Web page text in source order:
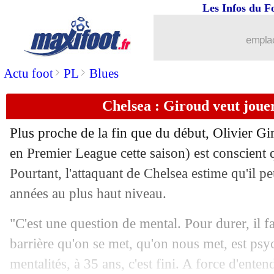
Actu foot> PL > Blues
Les Infos du
Chelsea : Giroud veut
Plus proche de la fin que du début, Olivier
en Premier League cette saison) est
Pourtant, l'attaquant de Chelsea estime qu'il
années au plus haut niveau.
"C'est une question de mental. Pour durer, il
barrière qu'on se met, qu'on nous met, est
mentalités, à 35 ans, c'est fini. A force
Euro (Espoirs)
17/11 Sassuolo
17/11 Barça: Braithwaite n'écoute pas les
17/11 : OM-Nice est bien reporté
17/11 Montpellier: Der Zakarian veut rester
17/11 Dortmund: Tuchel viré pour un SMS
17/11 PSG: Neymar disponible contre
17/11 Racisme : 2 fans jugés, une première